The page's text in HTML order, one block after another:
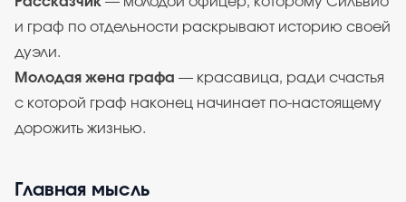
и граф по отдельности раскрывают историю своей
дуэли.
Молодая жена графа — красавица, ради счастья
с которой граф наконец начинает по-настоящему
дорожить жизнью.
Главная мысль